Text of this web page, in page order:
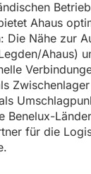
Ahaus
Die Nähe zur
Ahaus)
Benelux-
für die